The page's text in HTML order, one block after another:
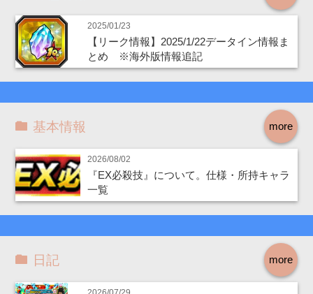
2025/01/23
【リーク情報】2025/1/22データイン情報ま
とめ ※海外版情報追記
more
基本情報
2026/08/02
『EX必殺技』について。仕様・所持キャラ
一覧
more
日記